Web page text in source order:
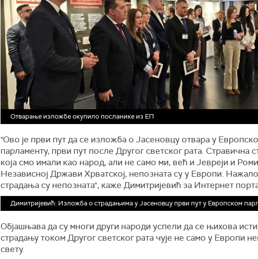
Отварање изложбе окупило посланике из ЕП
"Ово је први пут да се изложба о Јасеновцу отвара у
парламенту, први пут после Другог светског рата. Стравична
која смо имали као народ, али не само ми, већ и Јевреји и
Независној Држави Хрватској, непозната су у Европи.
страдања су непозната", каже Димитријевић за Интернет
Димитријевић: Изложба о страдањима у Јасеновцу први пут у Европском
Објашњава да су многи други народи успели да се њихова
страдању током Другог светског рата чује не само у Европи
свету.